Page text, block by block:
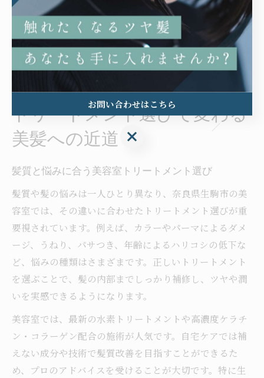
すぎたり自己流ケアに頼ると、せっかくの効果が半減し
てしまうリスクも。自分の髪質や悩みに合わせて、サロ
ンと相談しながら定期来店を心がけることが、美髪への
近道です。
トリートメント選びで変わる
美髪への近道
髪質と悩みに合う美容室トリートメント選び
髪質や髪の悩みは一人ひとり異なり、奈良県生駒市の美
容室では、その違いに合わせたトリートメント選びが重
要視されています。例えば、カラーやパーマによるダメ
ージ、うねり、パサつき、年齢によるハリコシの低下な
ど、悩みの種類はさまざまです。正しいトリートメント
を選ぶことで、髪の内部までしっかり補修し、ツヤや潤
いを実感できるようになります。
美容室では、最新の水素トリートメントや高濃度ケラチ
ン・コラーゲン配合の施術が人気です。自宅ケアでは補
えない成分や技術で髪質改善を目指すことができるた
め、プロのアドバイスを受けることが大切です。特に生
お問い合わせはこちら
お問い合わせはこちら